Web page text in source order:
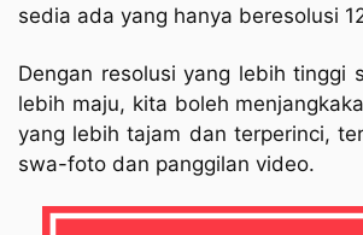
sedia ada yang hanya beresolusi
Dengan resolusi yang lebih tinggi
lebih maju, kita boleh
yang lebih tajam dan terperinci,
swa-foto dan panggilan video.